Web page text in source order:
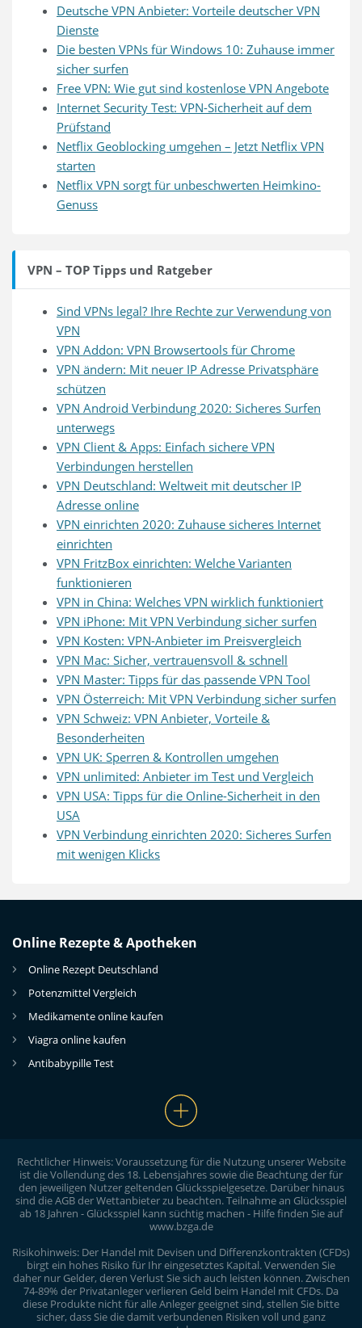
Deutsche VPN Anbieter: Vorteile deutscher VPN
Dienste
Die besten VPNs für Windows 10: Zuhause immer
sicher surfen
Free VPN: Wie gut sind kostenlose VPN Angebote
Internet Security Test: VPN-Sicherheit auf dem
Prüfstand
Netflix Geoblocking umgehen – Jetzt Netflix VPN
starten
Netflix VPN sorgt für unbeschwerten Heimkino-
Genuss
VPN – TOP Tipps und Ratgeber
Sind VPNs legal? Ihre Rechte zur Verwendung von
VPN
VPN Addon: VPN Browsertools für Chrome
VPN ändern: Mit neuer IP Adresse Privatsphäre
schützen
VPN Android Verbindung 2020: Sicheres Surfen
unterwegs
VPN Client & Apps: Einfach sichere VPN
Verbindungen herstellen
VPN Deutschland: Weltweit mit deutscher IP
Adresse online
VPN einrichten 2020: Zuhause sicheres Internet
einrichten
VPN FritzBox einrichten: Welche Varianten
funktionieren
VPN in China: Welches VPN wirklich funktioniert
VPN iPhone: Mit VPN Verbindung sicher surfen
VPN Kosten: VPN-Anbieter im Preisvergleich
VPN Mac: Sicher, vertrauensvoll & schnell
VPN Master: Tipps für das passende VPN Tool
VPN Österreich: Mit VPN Verbindung sicher surfen
VPN Schweiz: VPN Anbieter, Vorteile &
Besonderheiten
VPN UK: Sperren & Kontrollen umgehen
VPN unlimited: Anbieter im Test und Vergleich
VPN USA: Tipps für die Online-Sicherheit in den
USA
VPN Verbindung einrichten 2020: Sicheres Surfen
mit wenigen Klicks
Online Rezepte & Apotheken
Online Rezept Deutschland
Potenzmittel Vergleich
Medikamente online kaufen
Viagra online kaufen
Antibabypille Test
Rechtlicher Hinweis: Voraussetzung für die Nutzung unserer Website
ist die Vollendung des 18. Lebensjahres sowie die Beachtung der für
den jeweiligen Nutzer geltenden Glücksspielgesetze. Darüber hinaus
sind die AGB der Wettanbieter zu beachten. Teilnahme an Glücksspiel
ab 18 Jahren - Glücksspiel kann süchtig machen - Hilfe finden Sie auf
www.bzga.de
Risikohinweis: Der Handel mit Devisen und Differenzkontrakten (CFDs)
birgt ein hohes Risiko für Ihr eingesetztes Kapital. Verwenden Sie
daher nur Gelder, deren Verlust Sie sich auch leisten können. Zwischen
74-89% der Privatanleger verlieren Geld beim Handel mit CFDs. Da
diese Produkte nicht für alle Anleger geeignet sind, stellen Sie bitte
sicher, dass Sie die damit verbundenen Risiken voll und ganz